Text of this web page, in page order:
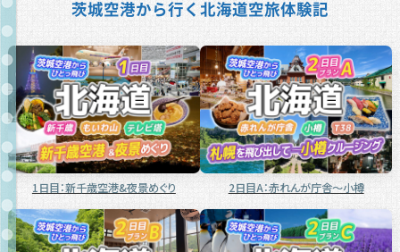
茨城空港から行く北海道空旅体験記
1日目：新千歳空港&夜景めぐり 2日目A：赤れんが庁舎〜小樽